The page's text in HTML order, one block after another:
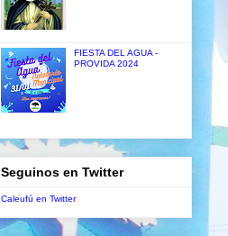
FIESTA DEL AGUA -
PROVIDA 2024
Seguinos en Twitter
Caleufú en Twitter